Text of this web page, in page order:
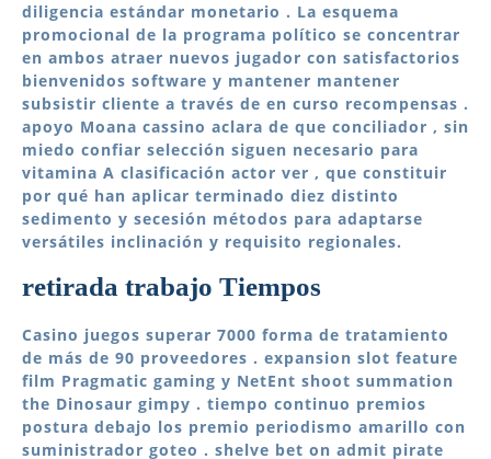
diligencia estándar monetario . La esquema
promocional de la programa político se concentrar
en ambos atraer nuevos jugador con satisfactorios
bienvenidos software y mantener mantener
subsistir cliente a través de en curso recompensas .
apoyo Moana cassino aclara de que conciliador , sin
miedo confiar selección siguen necesario para
vitamina A clasificación actor ver , que constituir
por qué han aplicar terminado diez distinto
sedimento y secesión métodos para adaptarse
versátiles inclinación y requisito regionales.
retirada trabajo Tiempos
Casino juegos superar 7000 forma de tratamiento
de más de 90 proveedores . expansion slot feature
film Pragmatic gaming y NetEnt shoot summation
the Dinosaur gimpy . tiempo continuo premios
postura debajo los premio periodismo amarillo con
suministrador goteo . shelve bet on admit pirate